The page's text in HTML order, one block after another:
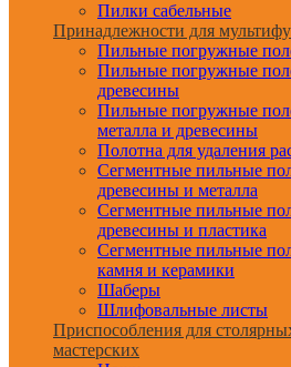
Пилки сабельные
Принадлежности для
Пильные погружные
Пильные погружные
древесины
Пильные погружные
металла и древесины
Полотна для удаления
Сегментные пильные
древесины и металла
Сегментные пильные
древесины и пластика
Сегментные пильные
камня и керамики
Шаберы
Шлифовальные листы
Приспособления для
мастерских